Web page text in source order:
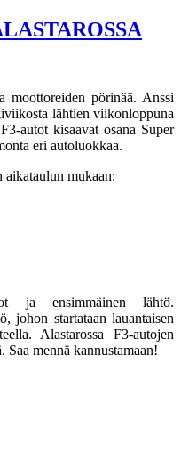
moottoreiden pörinää. Anssi
lähtien viikonloppuna
autot kisaavat osana Super
eri autoluokkaa.
aikataulun mukaan:
ja ensimmäinen lähtö.
johon startataan lauantaisen
Alastarossa F3-autojen
mennä kannustamaan!